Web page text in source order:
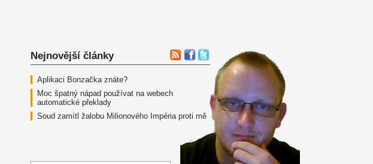
Nejnovější články
Aplikaci Bonzačka znáte?
Moc špatný nápad používat na webech
automatické překlady
Soud zamítl žalobu Milionového Impéria proti mě